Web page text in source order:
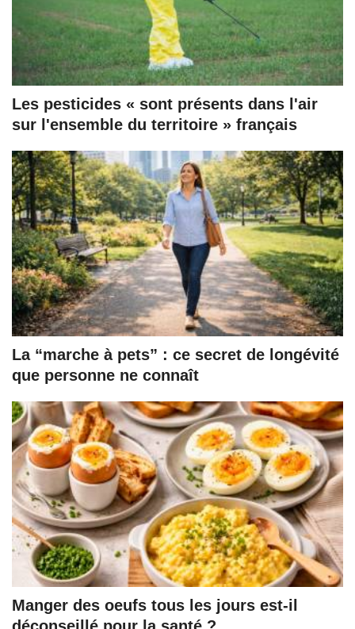
Les pesticides « sont présents dans l'air
sur l'ensemble du territoire » français
La “marche à pets” : ce secret de longévité
que personne ne connaît
Manger des oeufs tous les jours est-il
déconseillé pour la santé ?